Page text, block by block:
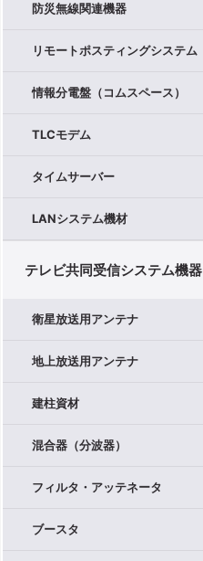
防災無線関連機器
リモートポスティングシステム
情報分電盤（コムスペース）
TLCモデム
タイムサーバー
LANシステム機材
テレビ共同受信システム機器
衛星放送用アンテナ
地上放送用アンテナ
建柱資材
混合器（分波器）
フィルタ・アッテネータ
ブースタ